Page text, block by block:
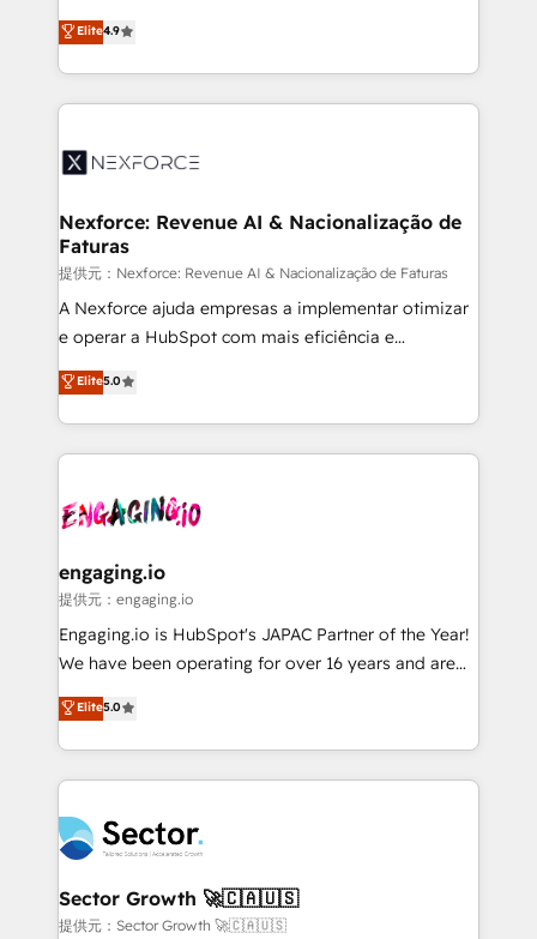
technical know-how and strategic guidance you
need to succeed.
Elite Partner. With 500+ projects across the U.S.,
Brazil, and LATAM, we combine global expertise with
regional experience. Today, we are Brazil’s largest
HubSpot Elite Partner—trusted by companies across
Implementation & Migration Onboarding across all
Station, Freshdesk, Intercom, and more. Custom
objects, automations, and integrations built for
growth. 🚀 AI-Driven GTM Orchestration Unify
HubSpot with LinkedIn, WhatsApp, email, paid
media, and AI voice to drive pipeline. 🤖 AI Custom
prospecting, follow-ups, service triage, and
knowledge retrieval—built in HubSpot. ⚡ Fast-Track
advanced optimization & adoption 📍 São Paulo, BR
• Des Moines, IA • New York, NY
Elite4.9
Nexforce: Revenue AI & Nacionalização de
Faturas
提供元：Nexforce: Revenue AI & Nacionalização de Faturas
A Nexforce ajuda empresas a implementar otimizar
e operar a HubSpot com mais eficiência e
previsibilidade de receita. Combinamos Revenue
Operations (RevOps) e Inteligência Artificial para
estruturar processos integrar sistemas organizar
dados e automatizar operações. O objetivo é
operacional de receita conectando equipes
Também somos distribuidores oficiais da HubSpot
e de mais de 150 softwares globais permitindo
contratar e pagar a HubSpot em reais com nota
fiscal no Brasil e gerar economia de até 50% na
Oferecemos ainda agentes de IA especializados em
HubSpot que automatizam tarefas executam rotinas
empresas em 13 países utilizam a Nexforce. Somos
a maior parceira da HubSpot na América Latina e
líder no ranking global de sucesso do cliente da
HubSpot.
Elite5.0
engaging.io
提供元：engaging.io
Engaging.io is HubSpot's JAPAC Partner of the Year!
We have been operating for over 16 years and are
one of HubSpot's most experienced and technically
capable Agency Partners globally. We specialise in
complex CRM migrations, implementations,
integrations, custom CMS portal development,
businesses. Our teams are based in North America
and APAC. We are HubSpot's top-ranked Advanced
Implementation Certified Partner and we contribute
to their advisory council. We strive to do 'good work
Elite5.0
Sector Growth 🚀🇨🇦🇺🇸
提供元：Sector Growth 🚀🇨🇦🇺🇸